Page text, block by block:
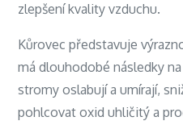
zlepšení kvality vzduchu.
Kůrovec představuje
má dlouhodobé následky
stromy oslabují a umírají,
pohlcovat oxid uhličitý a